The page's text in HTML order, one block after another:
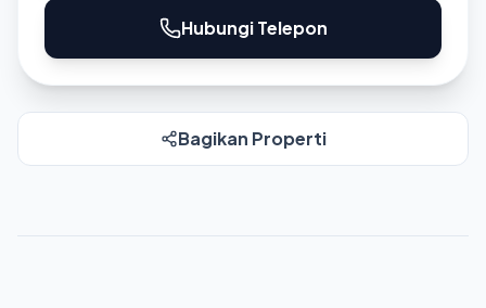
Hubungi Telepon
Bagikan Properti